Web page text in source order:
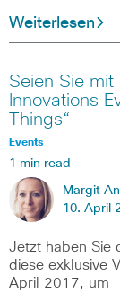
Weiterlesen
Seien Sie
Innovations
Things“
Events
1 min read
Margit
10. April
Jetzt haben Sie
diese exklusive
April 2017, um